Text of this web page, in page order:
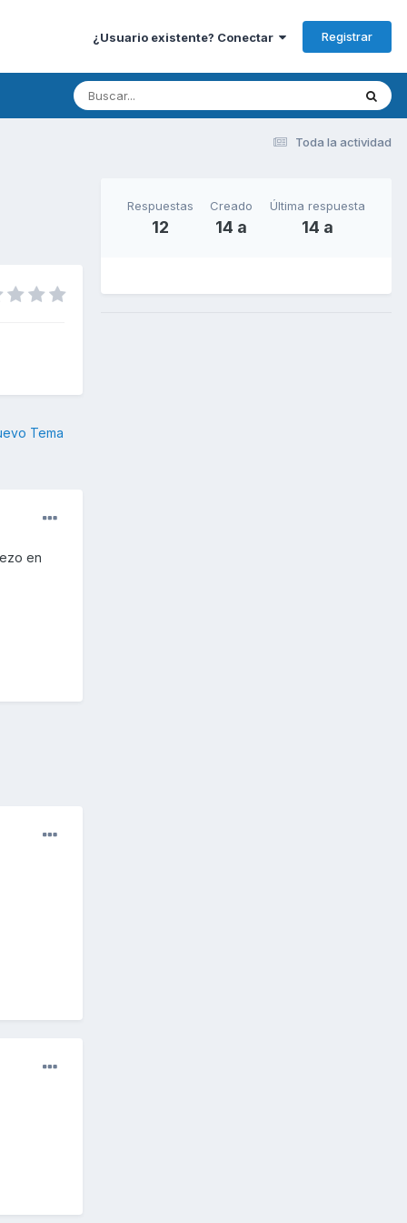
¿Usuario existente? Conectar Registrar
Toda la actividad
Tema
en
Respuestas
12
Creado
14 a
Última respuesta
14 a